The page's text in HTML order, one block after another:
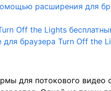
расширения для
Off the Lights
браузера Turn Off the
для потокового видео